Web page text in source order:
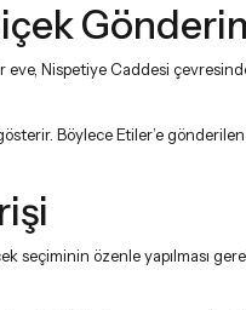
Nispetiye Caddesi
Böylece Etiler’e gönderilen
özenle yapılması